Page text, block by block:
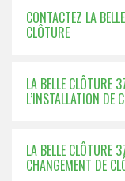
CONTACTEZ LA
CLÔTURE
LA BELLE CLÔTURE
L’INSTALLATION DE
LA BELLE CLÔTURE
CHANGEMENT DE